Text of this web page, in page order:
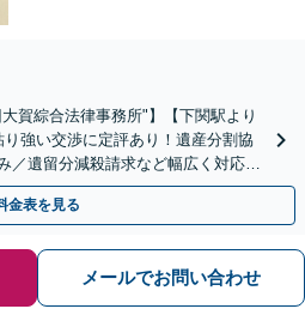
賀綜合法律事務所"】【下関駅より
強い交渉に定評あり！遺産分割協
遺留分減殺請求など幅広く対応い
当日相談OK】
金表を見る
メールでお問い合わせ